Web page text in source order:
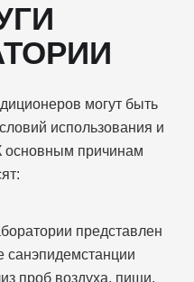
могут быть
использования и
основным причинам
представлен
санэпидемстанции
проб воздуха, пищи,